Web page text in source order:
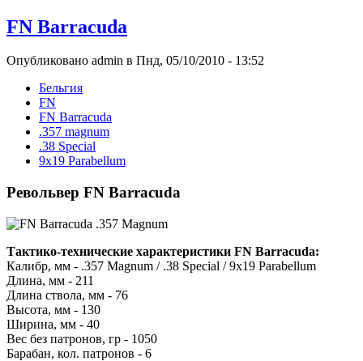
FN Barracuda
Опубликовано admin в Пнд, 05/10/2010 - 13:52
Бельгия
FN
FN Barracuda
.357 magnum
.38 Special
9x19 Parabellum
Револьвер FN Barracuda
Тактико-технические характеристики FN Barracuda:
Калибр, мм - .357 Magnum / .38 Special / 9х19 Parabellum
Длина, мм - 211
Длина ствола, мм - 76
Высота, мм - 130
Ширина, мм - 40
Вес без патронов, гр - 1050
Барабан, кол. патронов - 6